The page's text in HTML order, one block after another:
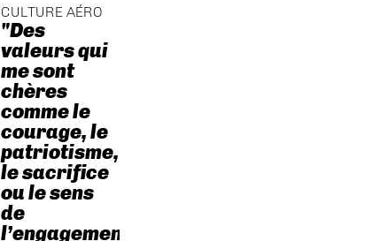
CULTURE AÉRO
"Des
valeurs qui
me sont
chères
comme le
courage, le
patriotisme,
le sacrifice
ou le sens
de
l’engagement."